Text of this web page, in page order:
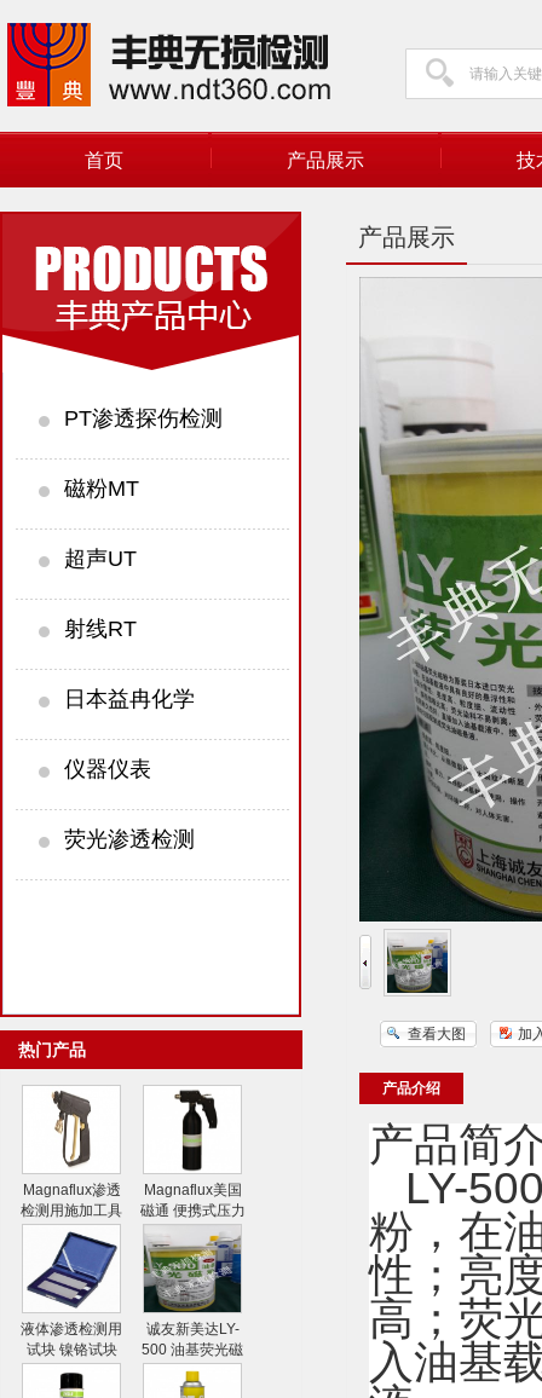
首页 产品展示 技
PT渗透探伤检测
磁粉MT
超声UT
射线RT
日本益冉化学
仪器仪表
荧光渗透检测
热门产品
Magnaflux渗透
检测用施加工具
水喷枪
Magnaflux美国
磁通 便携式压力
喷射器
液体渗透检测用
试块 镍铬试块
诚友新美达LY-
500 油基荧光磁
粉
产品展示
查看大图 加
产品介绍
产品简
LY-
粉，在
性；亮
高；荧
入油基